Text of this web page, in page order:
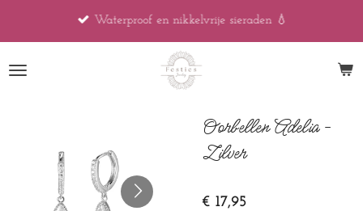
de
Waterproof en nikkelvrije sieraden 💧
Oorbellen Adelia -
Zilver
€ 17,95